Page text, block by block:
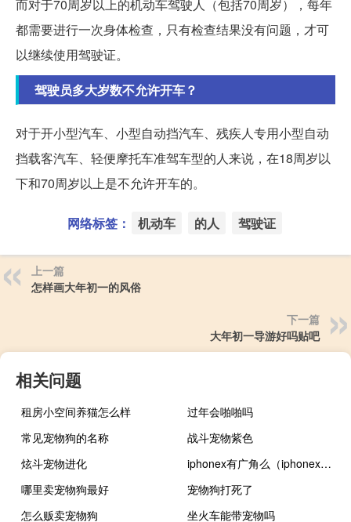
而对于70周岁以上的机动车驾驶人（包括70周岁），每年
都需要进行一次身体检查，只有检查结果没有问题，才可
以继续使用驾驶证。
驾驶员多大岁数不允许开车？
对于开小型汽车、小型自动挡汽车、残疾人专用小型自动
挡载客汽车、轻便摩托车准驾车型的人来说，在18周岁以
下和70周岁以上是不允许开车的。
网络标签： 机动车 的人 驾驶证
上一篇
怎样画大年初一的风俗
下一篇
大年初一导游好吗贴吧
相关问题
租房小空间养猫怎么样
过年会啪啪吗
常见宠物狗的名称
战斗宠物紫色
炫斗宠物进化
iphonex有广角么（iphonex能不能广角）
哪里卖宠物狗最好
宠物狗打死了
怎么贩卖宠物狗
坐火车能带宠物吗